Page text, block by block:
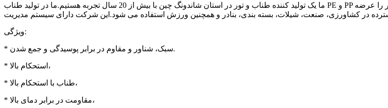
ما یک تولید کننده طناب و تور در استان شاندونگ چین با بیش از 20 سال تجربه هستیم.ما در تولید طناب PE و PP و تولید خالص تخصص داریم و همچنین می توانیم طناب های نایلونی، پلی استر را عرضه
ویژگی:
* سبک، شناور و مقاوم در برابر پوسیدگی و جمع شدن.
* استحکام بالا،
* طناب با استحکام بالا،
* مقاومت در برابر دمای بالا،